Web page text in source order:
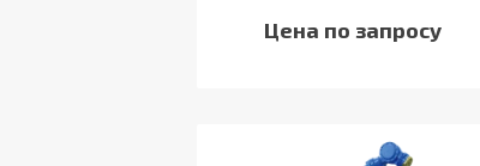
Цена по запросу